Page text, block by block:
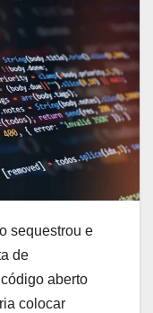
sequestrou e
de
aberto
colocar